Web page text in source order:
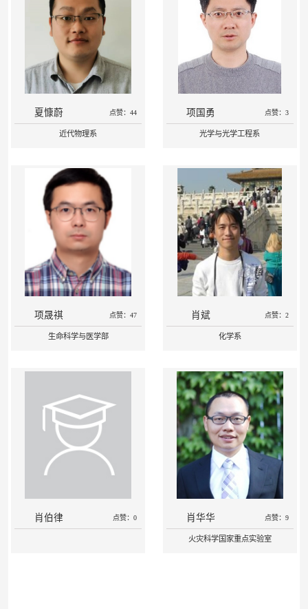
夏慷蔚 点赞：44
近代物理系
项国勇 点赞：3
光学与光学工程系
项晟祺 点赞：47
生命科学与医学部
肖斌 点赞：2
化学系
肖伯律 点赞：0 肖华华 点赞：9
火灾科学国家重点实验室